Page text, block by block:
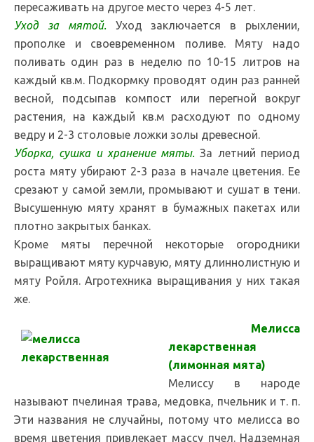
пересаживать на другое место через 4-5 лет.
Уход за мятой.Уход заключается в рыхлении,
прополке и своевременном поливе. Мяту надо
поливать один раз в неделю по 10-15 литров на
каждый кв.м. Подкормку проводят один раз ранней
весной, подсыпав компост или перегной вокруг
растения, на каждый кв.м расходуют по одному
ведру и 2-3 столовые ложки золы древесной.
Уборка, сушка и хранение мяты. За летний период
роста мяту убирают 2-3 раза в начале цветения. Ее
срезают у самой земли, промывают и сушат в тени.
Высушенную мяту хранят в бумажных пакетах или
плотно закрытых банках.
Кроме мяты перечной некоторые огородники
выращивают мяту курчавую, мяту длиннолистную и
мяту Ройля. Агротехника выращивания у них такая
же.
Мелисса
лекарственная
(лимонная мята)
Мелиссу в народе
называют пчелиная трава, медовка, пчельник и т. п.
Эти названия не случайны, потому что мелисса во
время цветения привлекает массу пчел. Надземная